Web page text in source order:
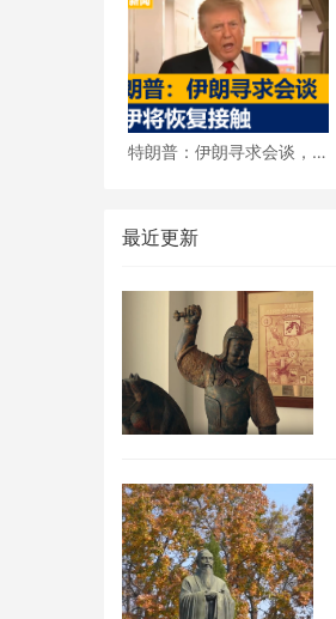
特朗普：伊朗寻求会谈，
最近更新